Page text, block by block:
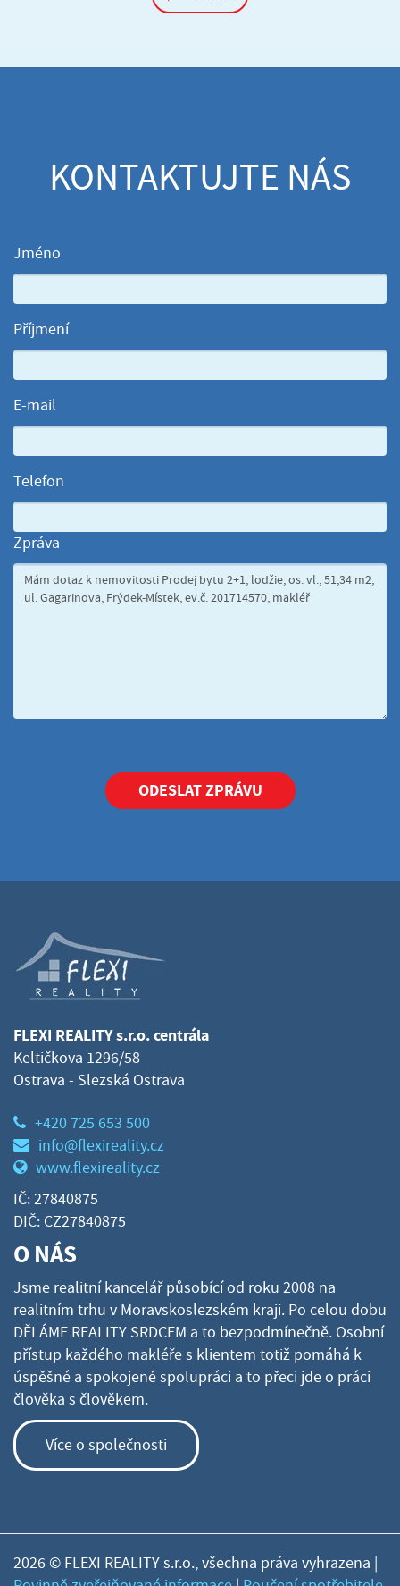
KONTAKTUJTE NÁS
Jméno
Příjmení
E-mail
Telefon
Zpráva
ODESLAT ZPRÁVU
FLEXI REALITY s.r.o. centrála
Keltičkova 1296/58
Ostrava - Slezská Ostrava
+420 725 653 500
info@flexireality.cz
www.flexireality.cz
IČ: 27840875
DIČ: CZ27840875
O NÁS
Jsme realitní kancelář působící od roku 2008 na
realitním trhu v Moravskoslezském kraji. Po celou dobu
DĚLÁME REALITY SRDCEM a to bezpodmínečně. Osobní
přístup každého makléře s klientem totiž pomáhá k
úspěšné a spokojené spolupráci a to přeci jde o práci
člověka s člověkem.
Více o společnosti
2026 © FLEXI REALITY s.r.o., všechna práva vyhrazena |